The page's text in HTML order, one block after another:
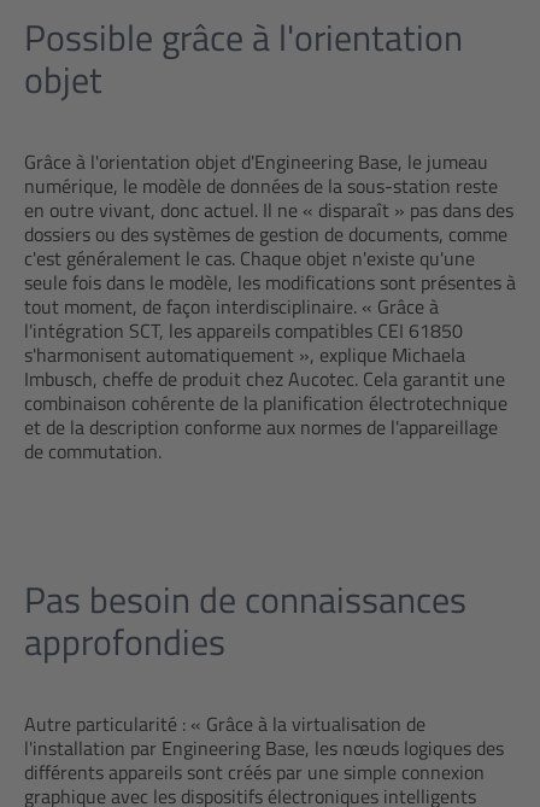
Possible grâce à l'orientation
objet
Grâce à l'orientation objet d'Engineering Base, le jumeau
numérique, le modèle de données de la sous-station reste
en outre vivant, donc actuel. Il ne « disparaît » pas dans des
dossiers ou des systèmes de gestion de documents, comme
c'est généralement le cas. Chaque objet n'existe qu'une
seule fois dans le modèle, les modifications sont présentes à
tout moment, de façon interdisciplinaire. « Grâce à
l'intégration SCT, les appareils compatibles CEI 61850
s'harmonisent automatiquement », explique Michaela
Imbusch, cheffe de produit chez Aucotec. Cela garantit une
combinaison cohérente de la planification électrotechnique
et de la description conforme aux normes de l'appareillage
de commutation.
Pas besoin de connaissances
approfondies
Autre particularité : « Grâce à la virtualisation de
l'installation par Engineering Base, les nœuds logiques des
différents appareils sont créés par une simple connexion
graphique avec les dispositifs électroniques intelligents